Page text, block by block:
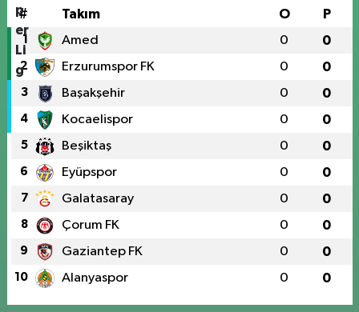
# Takım O P
1 Amed 0 0
2 Erzurumspor FK 0 0
3 Başakşehir 0 0
4 Kocaelispor 0 0
5 Beşiktaş 0 0
6 Eyüpspor 0 0
7 Galatasaray 0 0
8 Çorum FK 0 0
9 Gaziantep FK 0 0
10 Alanyaspor 0 0